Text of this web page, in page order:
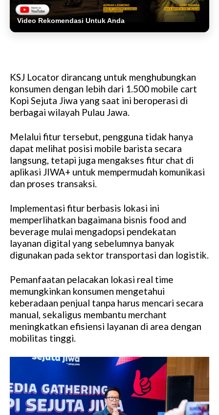
Video Rekomendasi Untuk Anda
KSJ Locator dirancang untuk menghubungkan
konsumen dengan lebih dari 1.500 mobile cart
Kopi Sejuta Jiwa yang saat ini beroperasi di
berbagai wilayah Pulau Jawa.
Melalui fitur tersebut, pengguna tidak hanya
dapat melihat posisi mobile barista secara
langsung, tetapi juga mengakses fitur chat di
aplikasi JIWA+ untuk mempermudah komunikasi
dan proses transaksi.
Implementasi fitur berbasis lokasi ini
memperlihatkan bagaimana bisnis food and
beverage mulai mengadopsi pendekatan
layanan digital yang sebelumnya banyak
digunakan pada sektor transportasi dan logistik.
Pemanfaatan pelacakan lokasi real time
memungkinkan konsumen mengetahui
keberadaan penjual tanpa harus mencari secara
manual, sekaligus membantu merchant
meningkatkan efisiensi layanan di area dengan
mobilitas tinggi.